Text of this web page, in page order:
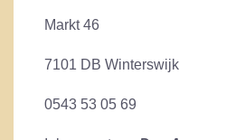
Markt 46
7101 DB Winterswijk
0543 53 05 69